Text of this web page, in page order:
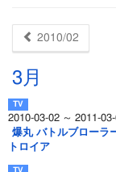
2010/02
3月
2010-03-02 ～ 2011-
爆丸 バトルブローラ
トロイア